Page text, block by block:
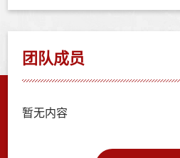
团队成员
暂无内容